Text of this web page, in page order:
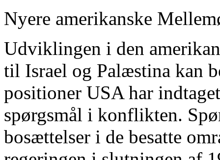
Nyere amerikanske
Udviklingen i den
til Israel og Palæstina kan
positioner USA har
spørgsmål i konflikten.
bosættelser i de besatte